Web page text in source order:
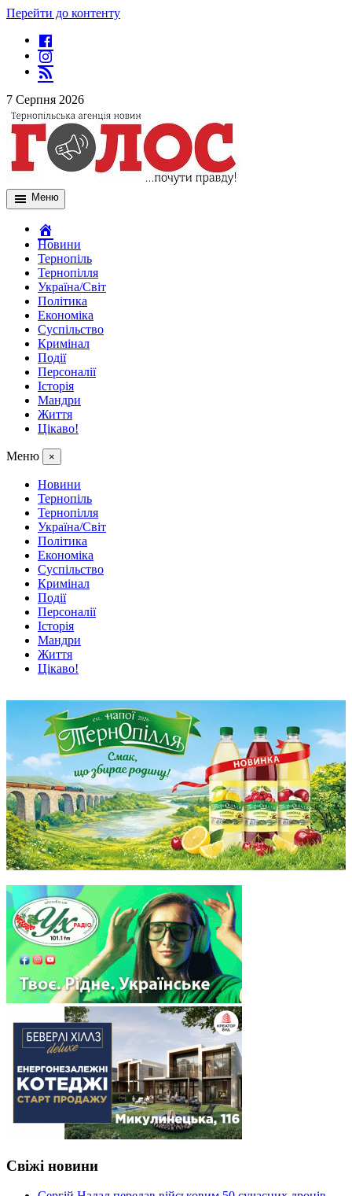
Перейти до контенту
7 Серпня 2026
Меню
Новини
Тернопіль
Тернопілля
Україна/Світ
Політика
Економіка
Суспільство
Кримінал
Події
Персоналії
Історія
Мандри
Життя
Цікаво!
Меню ×
Новини
Тернопіль
Тернопілля
Україна/Світ
Політика
Економіка
Суспільство
Кримінал
Події
Персоналії
Історія
Мандри
Життя
Цікаво!
Свіжі новини